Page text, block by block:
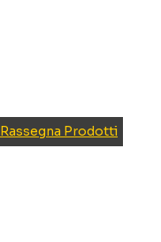
Rassegna Prodotti